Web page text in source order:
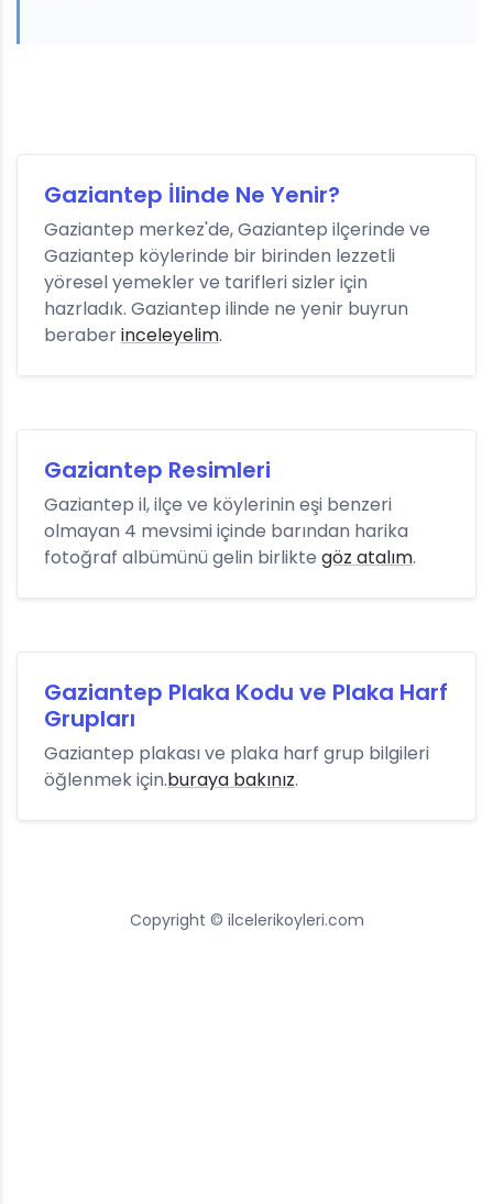
Gaziantep İlinde Ne Yenir?
Gaziantep merkez'de, Gaziantep ilçerinde ve
Gaziantep köylerinde bir birinden lezzetli
yöresel yemekler ve tarifleri sizler için
hazrladık. Gaziantep ilinde ne yenir buyrun
beraberinceleyelim.
Gaziantep Resimleri
Gaziantep il, ilçe ve köylerinin eşi benzeri
olmayan 4 mevsimi içinde barından harika
fotoğraf albümünü gelin birlikte göz atalım.
Gaziantep Plaka Kodu ve Plaka Harf
Grupları
Gaziantep plakası ve plaka harf grup bilgileri
öğlenmek için.buraya bakınız.
Copyright © ilcelerikoyleri.com